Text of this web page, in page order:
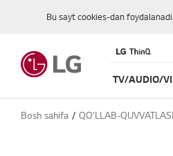
Bu sayt cookies-dan
TV/AUDIO/
Bosh sahifa QO'LLAB-